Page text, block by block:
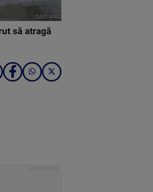
DAILY MAIL
să atragă